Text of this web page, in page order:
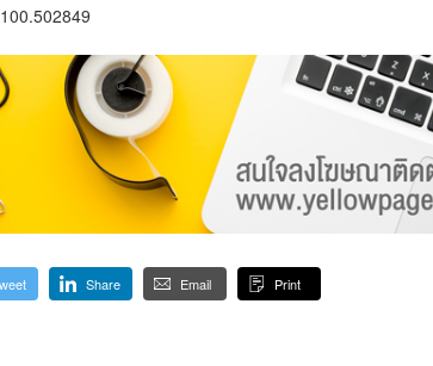
Share Email Print